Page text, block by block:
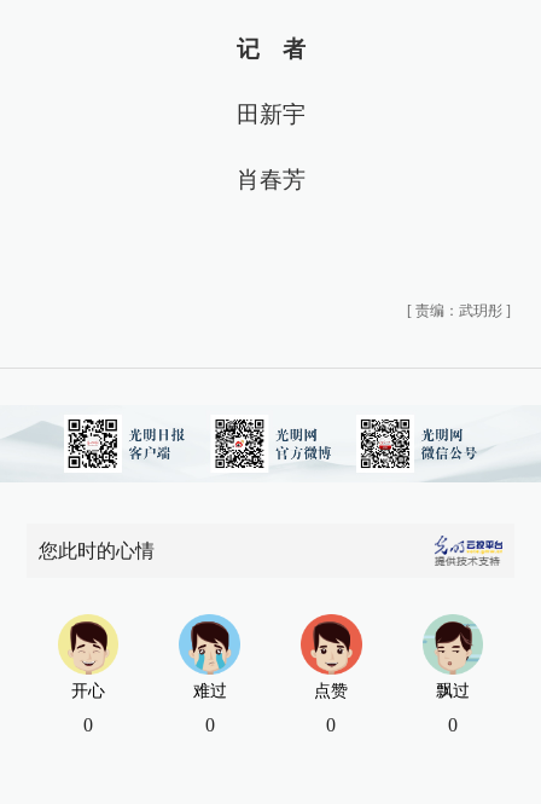
记 者
田新宇
肖春芳
[ 责编：武玥彤 ]
您此时的心情
开心
0
难过
0
点赞
0
飘过
0